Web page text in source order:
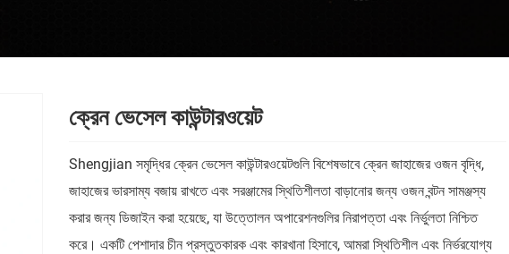
ক্রেন ভেসেল কাউন্টারওয়েট
Shengjian সমৃদ্ধির ক্রেন ভেসেল কাউন্টারওয়েটগুলি বিশেষভাবে ক্রেন জাহাজের ওজন বৃদ্ধি,
জাহাজের ভারসাম্য বজায় রাখতে এবং সরঞ্জামের স্থিতিশীলতা বাড়ানোর জন্য ওজন বন্টন সামঞ্জস্য
করার জন্য ডিজাইন করা হয়েছে, যা উত্তোলন অপারেশনগুলির নিরাপত্তা এবং নির্ভুলতা নিশ্চিত
করে। একটি পেশাদার চীন প্রস্তুতকারক এবং কারখানা হিসাবে, আমরা স্থিতিশীল এবং নির্ভরযোগ্য